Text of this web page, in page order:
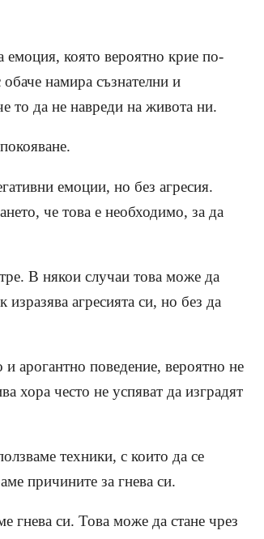
емоция, която вероятно крие по-
намира съзнателни и
то да не навреди на живота ни.
емоции, но без агресия.
че това е необходимо, за да
В някои случаи това може да
агресията си, но без да
арогантно поведение, вероятно не
хора често не успяват да изградят
техники, с които да се
причините за гнева си.
гнева си. Това може да стане чрез